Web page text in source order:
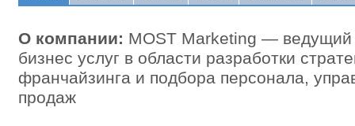
О компании: MOST Marketing — ведущий
бизнес услуг в области разработки
франчайзинга и подбора персонала,
продаж